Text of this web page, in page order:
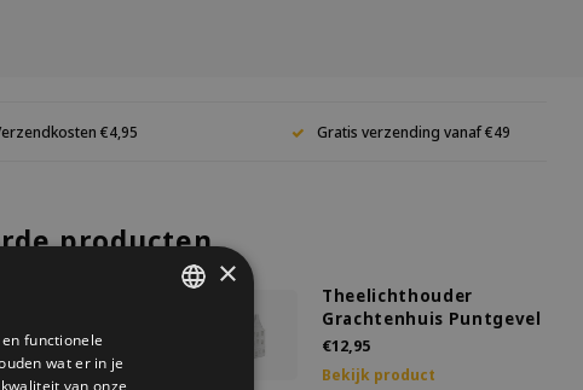
€4,95 Gratis verzending vanaf €49
producten
product
Theelichthouder
Grachtenhuis Puntgevel
€12,95
Bekijk product
×
functionele
wat er in je
van onze